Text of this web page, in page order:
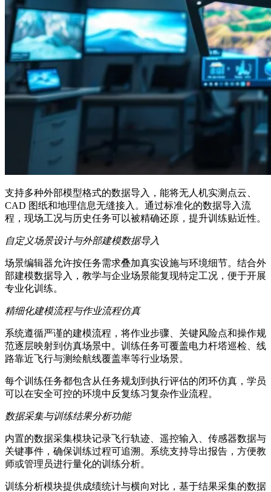
支持多种外部模型格式的数据导入，能将无人机实测点云、
CAD 图纸和地理信息无缝接入。通过标准化的数据导入流
程，现场工况与历史任务可以被精确还原，提升训练贴近性。
自定义场景设计与外部建模数据导入
场景编辑器允许按任务需求叠加真实设施与环境细节。结合外
部建模数据导入，教学与企业场景能复现特定工况，便于开展
专业化训练。
精细化建模流程与作业流程仿真
系统遵循严谨的建模流程，将作业步骤、关键风险点和操作规
范逐层映射到仿真场景中。训练任务可覆盖电力杆塔巡检、线
路靠近飞行与测绘航线覆盖率等行业场景。
每个训练任务都包含从任务规划到执行评估的闭环仿真，学员
可以在安全可控的环境中反复练习复杂作业流程。
数据采集与训练结果分析功能
内置的数据采集模块记录飞行轨迹、遥控输入、传感器数据与
关键事件，确保训练过程可追溯。系统支持导出报告，方便教
师或管理员进行量化的训练分析。
训练分析模块提供成绩统计与横向对比，基于结果采集的数据